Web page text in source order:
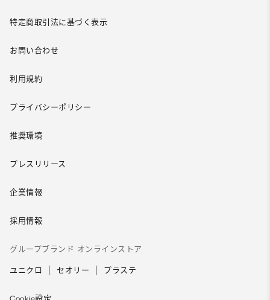
特定商取引法に基づく表示
お問い合わせ
利用規約
プライバシーポリシー
推奨環境
プレスリリース
企業情報
採用情報
グループブランド オンラインストア
ユニクロ セオリー プラステ